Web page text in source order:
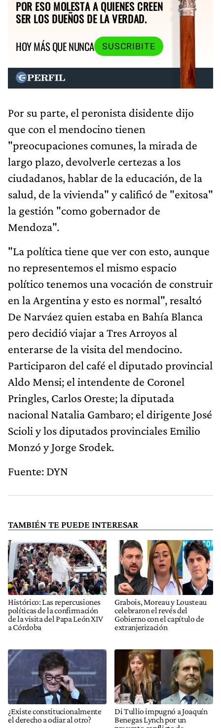
POR ESO MOLESTA A QUIENES CREEN
SER LOS DUEÑOS DE LA VERDAD.
HOY MÁS QUE NUNCA
SUSCRIBITE
Por su parte, el peronista disidente dijo
que con el mendocino tienen
"preocupaciones comunes, la mirada de
largo plazo, devolverle certezas a los
ciudadanos, hablar de la educación, de la
salud, de la vivienda" y calificó de "exitosa"
la gestión "como gobernador de
Mendoza".
"La política tiene que ver con esto, aunque
no representemos el mismo espacio
político tenemos una vocación de construir
en la Argentina y esto es normal", resaltó
De Narváez quien estaba en Bahía Blanca
pero decidió viajar a Tres Arroyos al
enterarse de la visita del mendocino.
Participaron del café el diputado provincial
Aldo Mensi; el intendente de Coronel
Pringles, Carlos Oreste; la diputada
nacional Natalia Gambaro; el dirigente José
Scioli y los diputados provinciales Emilio
Monzó y Jorge Srodek.
Fuente: DYN
TAMBIÉN TE PUEDE INTERESAR
Histórico: Las repercusiones
políticas de la confirmación
de la visita del Papa León XIV
a Córdoba
Grabois, Moreau y Lousteau
celebraron el revés del
Gobierno con el capítulo de
extranjerización
¿Existe constitucionalmente
el derecho a odiar al otro?
Di Tullio impugnó a Joaquín
Benegas Lynch por un